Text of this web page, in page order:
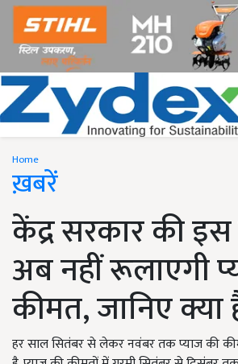
Home
ख़बरें
केंद्र सरकार की
अब नहीं रूलाएगी
कीमत, जानिए क्या
हर साल सितंबर से लेकर नवंबर तक प्याज की